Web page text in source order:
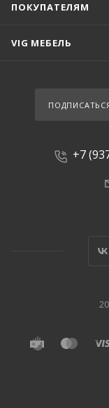
ПОКУПАТЕЛЯМ
VIG МЕБЕЛЬ
+7